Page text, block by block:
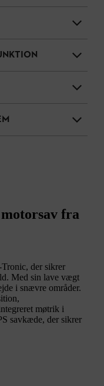
fra
der sikrer
Med sin lave vægt
i snævre områder.
møtrik i
savkæde, der sikrer